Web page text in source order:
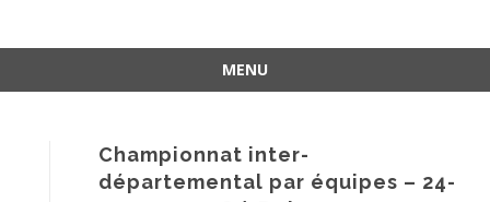
MENU
Championnat inter-
départemental par équipes – 24-